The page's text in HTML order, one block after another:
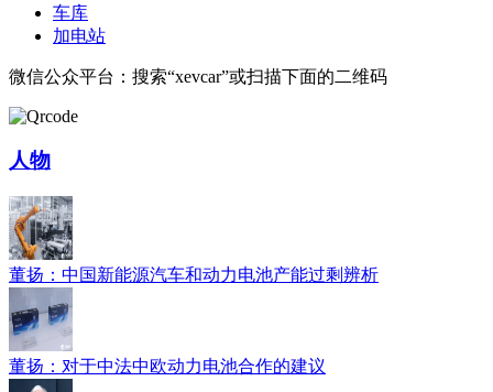
车库
加电站
微信公众平台：搜索“xevcar”或扫描下面的二维码
人物
​董扬：中国新能源汽车和动力电池产能过剩辨析
董扬：对于中法中欧动力电池合作的建议